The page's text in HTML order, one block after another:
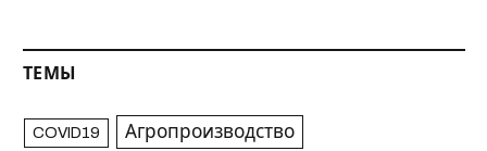
ТЕМЫ
COVID19 Агропроизводство